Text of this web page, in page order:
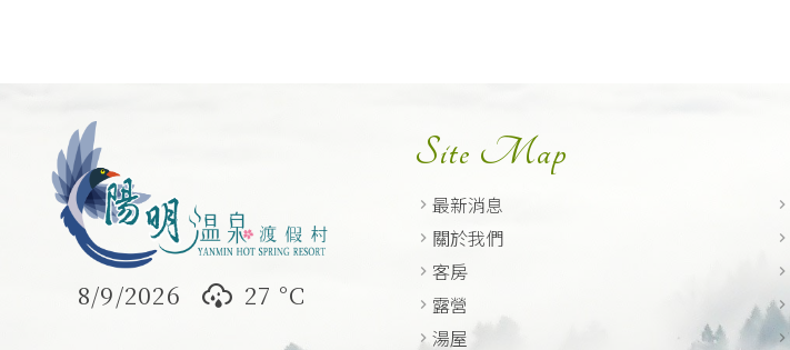
8/9/2026 27 °C
Site Map
最新消息
關於我們
客房
露營
湯屋